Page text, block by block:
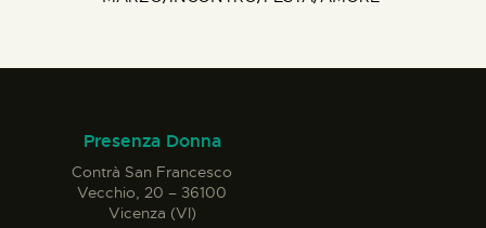
Presenza Donna
Contrà San Francesco
Vecchio, 20 – 36100
Vicenza (VI)